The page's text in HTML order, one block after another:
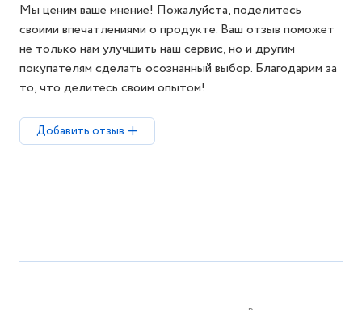
Мы ценим ваше мнение! Пожалуйста, поделитесь
своими впечатлениями о продукте. Ваш отзыв поможет
не только нам улучшить наш сервис, но и другим
покупателям сделать осознанный выбор. Благодарим за
то, что делитесь своим опытом!
Добавить отзыв